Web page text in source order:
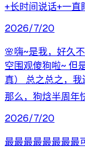
+长时间说话+一直
2026/7/20
🌸嗨~是我，好久
空围观傻狗啦~ 但
真） 总之总之，
那么，狗焓半周年
2026/7/20
最最最最最最最最